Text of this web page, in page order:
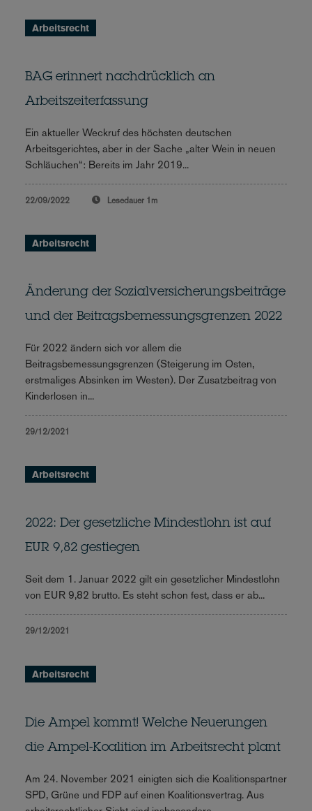
Arbeitsrecht
BAG erinnert nachdrücklich an
Arbeitszeiterfassung
Ein aktueller Weckruf des höchsten deutschen
Arbeitsgerichtes, aber in der Sache „alter Wein in neuen
Schläuchen“: Bereits im Jahr 2019...
22/09/2022 Lesedauer 1m
Arbeitsrecht
Änderung der Sozialversicherungsbeiträge
und der Beitragsbemessungsgrenzen 2022
Für 2022 ändern sich vor allem die
Beitragsbemessungsgrenzen (Steigerung im Osten,
erstmaliges Absinken im Westen). Der Zusatzbeitrag von
Kinderlosen in...
29/12/2021
Arbeitsrecht
2022: Der gesetzliche Mindestlohn ist auf
EUR 9,82 gestiegen
Seit dem 1. Januar 2022 gilt ein gesetzlicher Mindestlohn
von EUR 9,82 brutto. Es steht schon fest, dass er ab...
29/12/2021
Arbeitsrecht
Die Ampel kommt! Welche Neuerungen
die Ampel-Koalition im Arbeitsrecht plant
Am 24. November 2021 einigten sich die Koalitionspartner
SPD, Grüne und FDP auf einen Koalitionsvertrag. Aus